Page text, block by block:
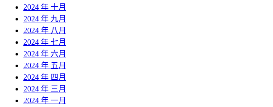
2024 年 十月
2024 年 九月
2024 年 八月
2024 年 七月
2024 年 六月
2024 年 五月
2024 年 四月
2024 年 三月
2024 年 一月